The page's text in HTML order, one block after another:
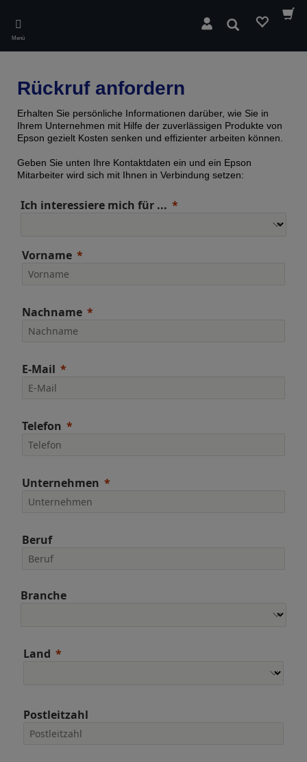
main
content
Menü
Suchen
Rückruf anfordern
Erhalten Sie persönliche Informationen darüber, wie Sie in
Ihrem Unternehmen mit Hilfe der zuverlässigen Produkte von
Epson gezielt Kosten senken und effizienter arbeiten können.
Geben Sie unten Ihre Kontaktdaten ein und ein Epson
Mitarbeiter wird sich mit Ihnen in Verbindung setzen:
Ich interessiere mich für ...
Vorname
Nachname
E-Mail
Telefon
Unternehmen
Beruf
Branche
Land
Postleitzahl